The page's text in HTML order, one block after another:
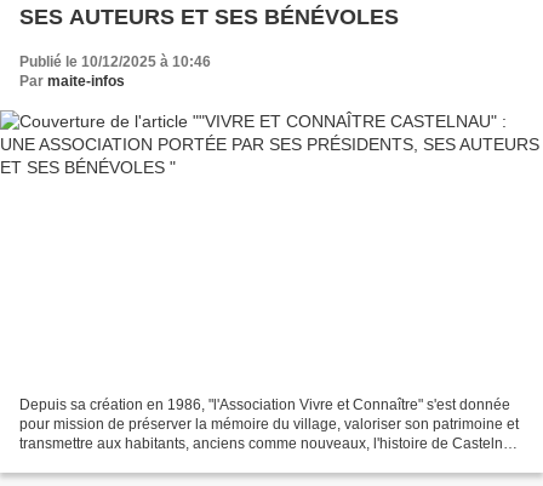
SES AUTEURS ET SES BÉNÉVOLES
Publié le 10/12/2025 à 10:46
Par maite-infos
Depuis sa création en 1986, "l'Association Vivre et Connaître" s'est donnée
pour mission de préserver la mémoire du village, valoriser son patrimoine et
transmettre aux habitants, anciens comme nouveaux, l'histoire de Castelnau